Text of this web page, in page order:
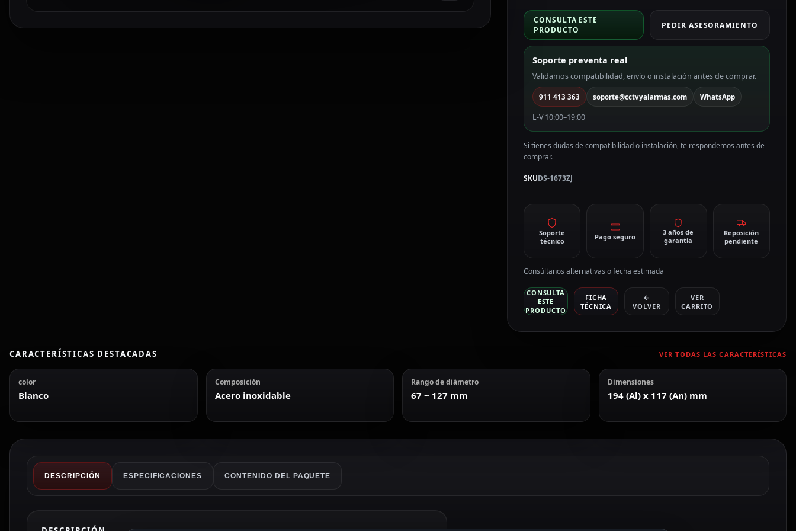
CONSULTA ESTE
PRODUCTO
PEDIR ASESORAMIENTO
Soporte preventa real
Validamos compatibilidad, envío o instalación antes de comprar.
911 413 363 soporte@cctvyalarmas.com WhatsApp
L-V 10:00–19:00
Si tienes dudas de compatibilidad o instalación, te respondemos antes de
comprar.
SKUDS-1673ZJ
Soporte
técnico
Pago seguro
3 años de
garantía
Reposición
pendiente
Consúltanos alternativas o fecha estimada
CONSULTA
ESTE
PRODUCTO
FICHA
TÉCNICA
←
VOLVER
VER
CARRITO
CARACTERÍSTICAS DESTACADAS VER TODAS LAS CARACTERÍSTICAS
color
Blanco
Composición
Acero inoxidable
Rango de diámetro
67 ~ 127 mm
Dimensiones
194 (Al) x 117 (An) mm
DESCRIPCIÓN ESPECIFICACIONES CONTENIDO DEL PAQUETE